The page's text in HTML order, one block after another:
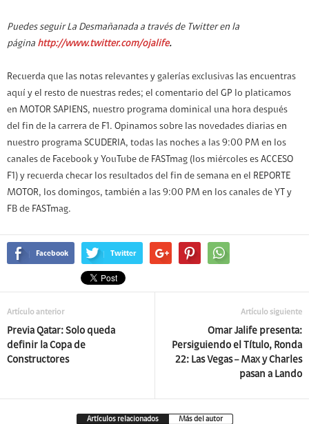
Puedes seguir La Desmañanada a través de Twitter en la
página http://www.twitter.com/ojalife.
Recuerda que las notas relevantes y galerías exclusivas las encuentras
aquí y el resto de nuestras redes; el comentario del GP lo platicamos
en MOTOR SAPIENS, nuestro programa dominical una hora después
del fin de la carrera de F1. Opinamos sobre las novedades diarias en
nuestro programa SCUDERIA, todas las noches a las 9:00 PM en los
canales de Facebook y YouTube de FASTmag (los miércoles es ACCESO
F1) y recuerda checar los resultados del fin de semana en el REPORTE
MOTOR, los domingos, también a las 9:00 PM en los canales de YT y
FB de FASTmag.
Facebook Twitter
Artículo anterior
Previa Qatar: Solo queda
definir la Copa de
Constructores
Artículo siguiente
Omar Jalife presenta:
Persiguiendo el Título, Ronda
22: Las Vegas – Max y Charles
pasan a Lando
Artículos relacionados Más del autor